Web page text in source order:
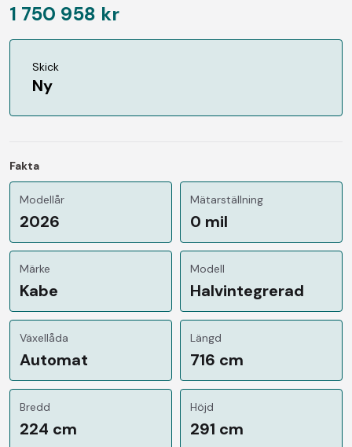
1 750 958 kr
Skick
Ny
Fakta
Modellår
2026
Mätarställning
0 mil
Märke
Kabe
Modell
Halvintegrerad
Växellåda
Automat
Längd
716 cm
Bredd
224 cm
Höjd
291 cm